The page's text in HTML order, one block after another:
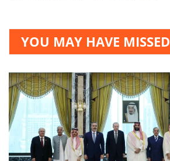
YOU MAY HAVE MISSED